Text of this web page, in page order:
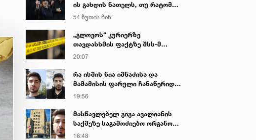
ის გახდის ნათელს, თუ რატომ
იყო ნია იმნაძე წამქეზებელი...“ -
გიგა ავალიანის დედა
54 წუთის წინ
„გლოვოს“ კურიერზე
თავდასხმის ფაქტზე შსს-მ
გამოძიება დაიწყო
20:07
რა ისმის ნია იმნაძისა და
მამამისის ფარული ჩანაწერიდან
- გიგა ავალიანის მკვლელობის
19:56
მასწავლებელ გიგა ავალიანის
საქმეზე საგამოძიებო ორგანო
დაკავებულ არასრულწლოვნებს -
16:48